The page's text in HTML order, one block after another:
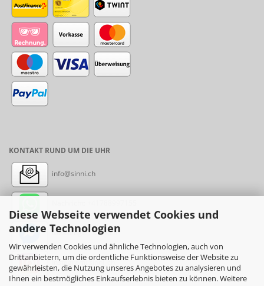
Diese Webseite verwendet Cookies und
andere Technologien
Wir verwenden Cookies und ähnliche Technologien, auch von
Drittanbietern, um die ordentliche Funktionsweise der Website zu
gewährleisten, die Nutzung unseres Angebotes zu analysieren und
Ihnen ein bestmögliches Einkaufserlebnis bieten zu können. Weitere
KONTAKT RUND UM DIE UHR
info@sinni.ch
Messenger: sinni.ch
Instagram: sinni_ch